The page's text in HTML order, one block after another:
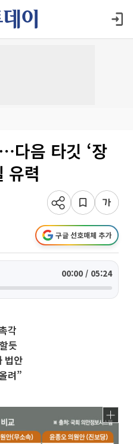
다음 타깃 ‘장
유력
구글 선호매체 추가
00:00 / 05:24
각
듯
법안
려”